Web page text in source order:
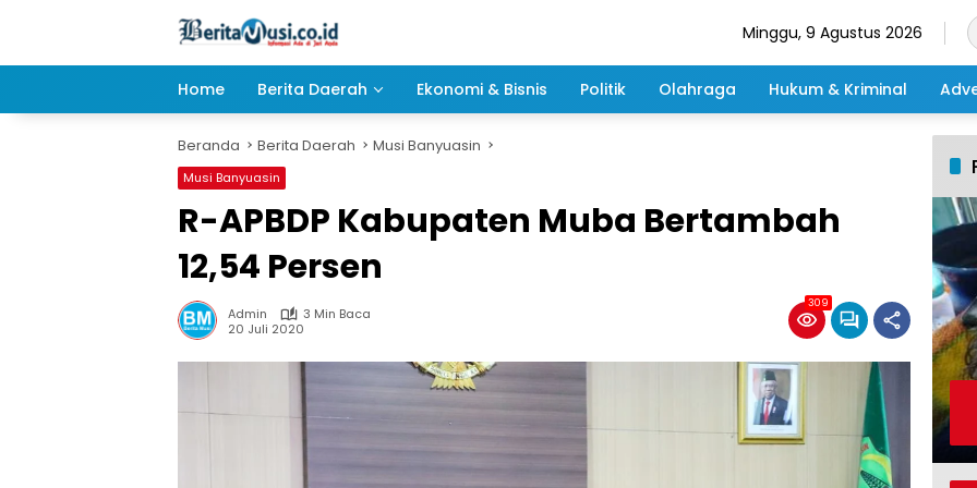
Minggu, 9 Agustus 2026
Home Berita Daerah Ekonomi & Bisnis Politik Olahraga Hukum & Kriminal
Beranda Berita Daerah Musi Banyuasin
Musi Banyuasin
R-APBDP Kabupaten Muba Bertambah
12,54 Persen
Admin
3 Min Baca
20 Juli 2020
309